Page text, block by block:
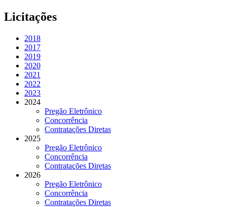
Licitações
2018
2017
2019
2020
2021
2022
2023
2024
Pregão Eletrônico
Concorrência
Contratações Diretas
2025
Pregão Eletrônico
Concorrência
Contratações Diretas
2026
Pregão Eletrônico
Concorrência
Contratações Diretas